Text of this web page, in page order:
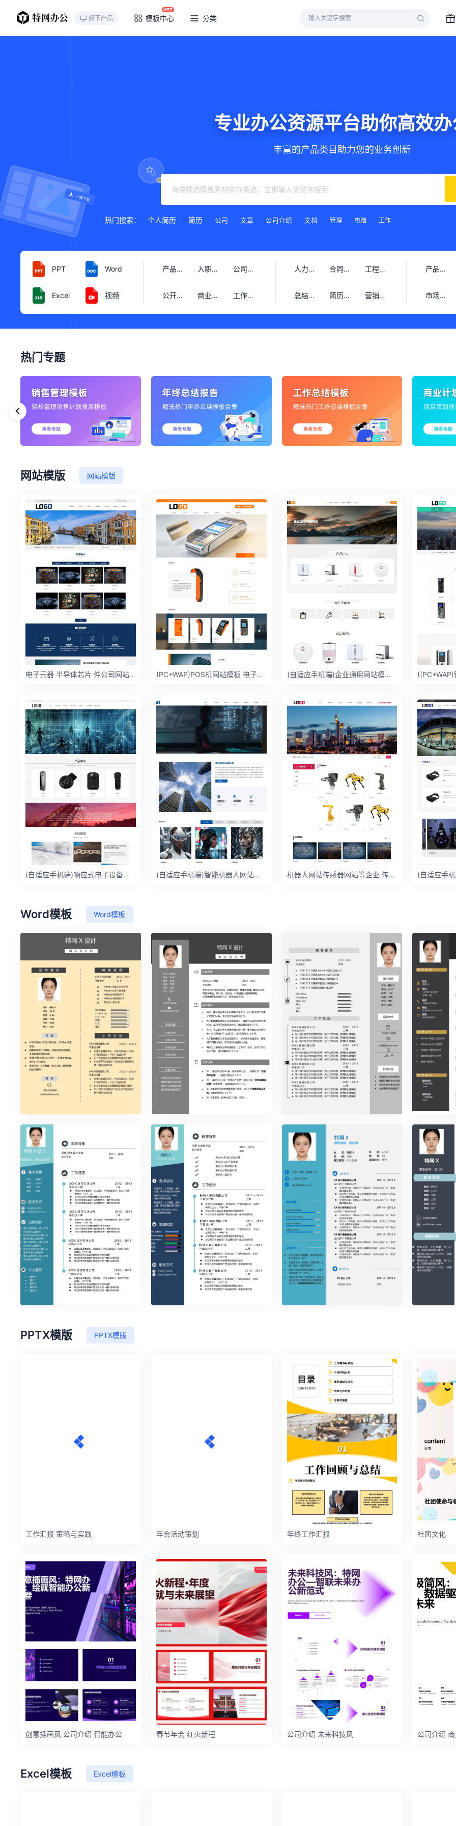
旗下产品 模板中心 分类
网站模版，高端WordPress主
丰富的产品类目助力您的业务创新
热门搜索： 个人简历 简历 公司 文章 公司介绍 文档 管理 电脑 工作
PPT Word
Excel 视频
产品介绍 入职培训 公司介绍
公开演讲 商业计划 工作总结
人力资源 合同范本 工程管理
总结报告 简历模板 营销管理
产品运营
市场营销
热门专题
网站模版 网站模版
电子元器 半导体芯片 件公司网站模板 (PC+WAP)POS机网站模板 电子设备网站 (自适应手机端)企业通用网站模板 电子产品网站
(自适应手机端)响应式电子设备网站模板 – 带下载功能 (自适应手机端)智能机器人网站模板 智能AI人工网站 机器人网站传感器网站等企业 传感器网站模版
Word模板 Word模板
时尚简约单页31 时尚简约单页32 时尚简约单页33 时尚简约
PPTX模版 PPTX模版
工作汇报 策略与实践 年会活动策划 年终工作汇报 社团文化
创意插画风 公司介绍 智能办公 春节年会 红火新程 公司介绍 未来科技风
Excel模板 Excel模板